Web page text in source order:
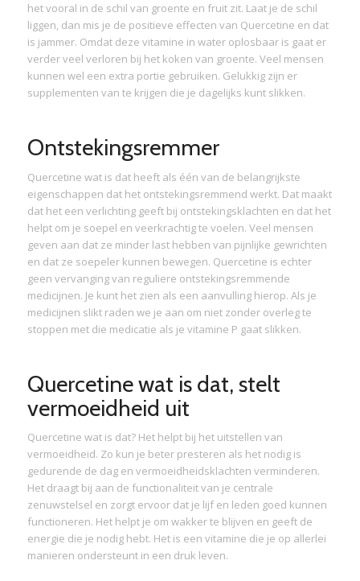
het vooral in de schil van groente en fruit zit. Laat je de schil
liggen, dan mis je de positieve effecten van Quercetine en dat
is jammer. Omdat deze vitamine in water oplosbaar is gaat er
verder veel verloren bij het koken van groente. Veel mensen
kunnen wel een extra portie gebruiken. Gelukkig zijn er
supplementen van te krijgen die je dagelijks kunt slikken.
Ontstekingsremmer
Quercetine wat is dat heeft als één van de belangrijkste
eigenschappen dat het ontstekingsremmend werkt. Dat maakt
dat het een verlichting geeft bij ontstekingsklachten en dat het
helpt om je soepel en veerkrachtig te voelen. Veel mensen
geven aan dat ze minder last hebben van pijnlijke gewrichten
en dat ze soepeler kunnen bewegen. Quercetine is echter
geen vervanging van reguliere ontstekingsremmende
medicijnen. Je kunt het zien als een aanvulling hierop. Als je
medicijnen slikt raden we je aan om niet zonder overleg te
stoppen met die medicatie als je vitamine P gaat slikken.
Quercetine wat is dat, stelt
vermoeidheid uit
Quercetine wat is dat? Het helpt bij het uitstellen van
vermoeidheid. Zo kun je beter presteren als het nodig is
gedurende de dag en vermoeidheidsklachten verminderen.
Het draagt bij aan de functionaliteit van je centrale
zenuwstelsel en zorgt ervoor dat je lijf en leden goed kunnen
functioneren. Het helpt je om wakker te blijven en geeft de
energie die je nodig hebt. Het is een vitamine die je op allerlei
manieren ondersteunt in een druk leven.